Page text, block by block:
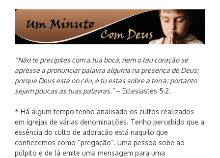
“Não te precipites com a tua boca, nem o teu coração se
apresse a pronunciar palavra alguma na presença de Deus;
porque Deus está no céu, e tu estás sobre a terra; portanto
sejam poucas as tuas palavras.”– Eclesiastes 5:2.
* Há algum tempo tenho analisado os cultos realizados
em igrejas de várias denominações. Tenho percebido que a
essência do culto de adoração está naquilo que
conhecemos como “pregação”. Uma pessoa sobe ao
púlpito e de lá emite uma mensagem para uma